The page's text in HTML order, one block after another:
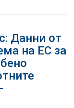
Данни от
на ЕС за